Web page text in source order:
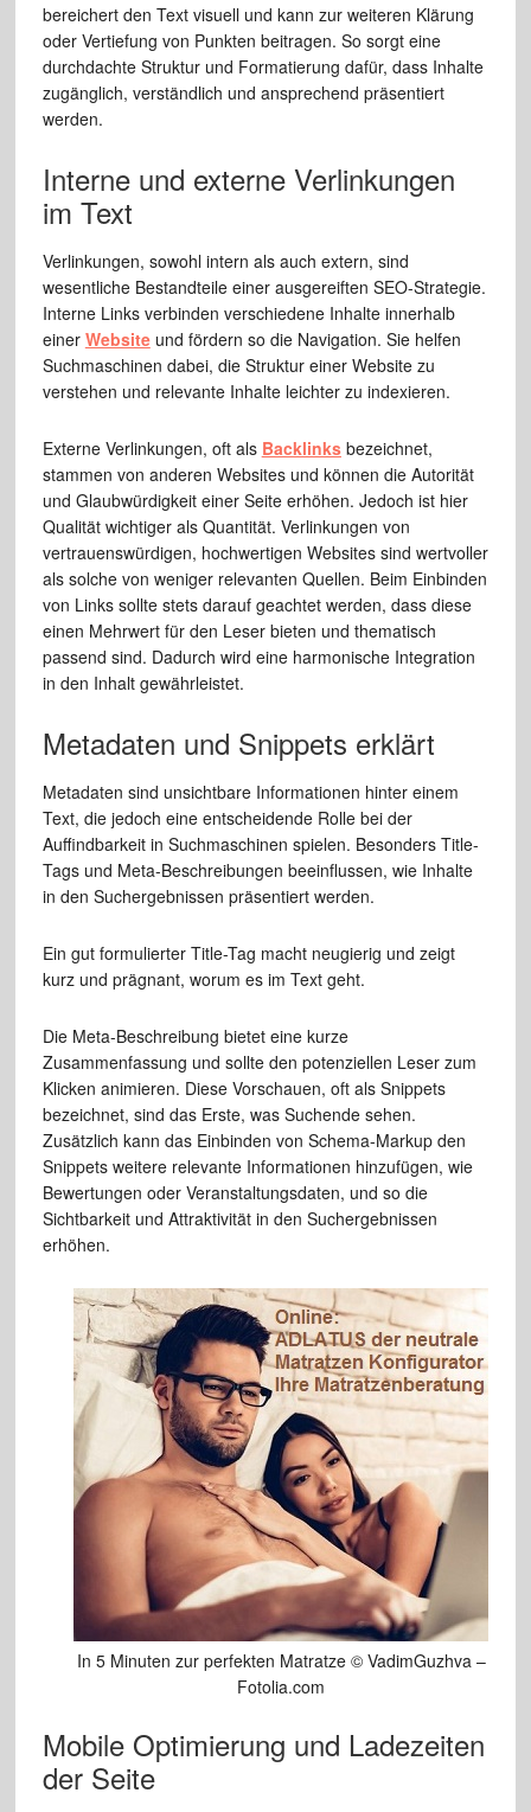
bereichert den Text visuell und kann zur weiteren Klärung
oder Vertiefung von Punkten beitragen. So sorgt eine
durchdachte Struktur und Formatierung dafür, dass Inhalte
zugänglich, verständlich und ansprechend präsentiert
werden.
Interne und externe Verlinkungen
im Text
Verlinkungen, sowohl intern als auch extern, sind
wesentliche Bestandteile einer ausgereiften SEO-Strategie.
Interne Links verbinden verschiedene Inhalte innerhalb
einer Websiteund fördern so die Navigation. Sie helfen
Suchmaschinen dabei, die Struktur einer Website zu
verstehen und relevante Inhalte leichter zu indexieren.
Externe Verlinkungen, oft als Backlinksbezeichnet,
stammen von anderen Websites und können die Autorität
und Glaubwürdigkeit einer Seite erhöhen. Jedoch ist hier
Qualität wichtiger als Quantität. Verlinkungen von
vertrauenswürdigen, hochwertigen Websites sind wertvoller
als solche von weniger relevanten Quellen. Beim Einbinden
von Links sollte stets darauf geachtet werden, dass diese
einen Mehrwert für den Leser bieten und thematisch
passend sind. Dadurch wird eine harmonische Integration
in den Inhalt gewährleistet.
Metadaten und Snippets erklärt
Metadaten sind unsichtbare Informationen hinter einem
Text, die jedoch eine entscheidende Rolle bei der
Auffindbarkeit in Suchmaschinen spielen. Besonders Title-
Tags und Meta-Beschreibungen beeinflussen, wie Inhalte
in den Suchergebnissen präsentiert werden.
Ein gut formulierter Title-Tag macht neugierig und zeigt
kurz und prägnant, worum es im Text geht.
Die Meta-Beschreibung bietet eine kurze
Zusammenfassung und sollte den potenziellen Leser zum
Klicken animieren. Diese Vorschauen, oft als Snippets
bezeichnet, sind das Erste, was Suchende sehen.
Zusätzlich kann das Einbinden von Schema-Markup den
Snippets weitere relevante Informationen hinzufügen, wie
Bewertungen oder Veranstaltungsdaten, und so die
Sichtbarkeit und Attraktivität in den Suchergebnissen
erhöhen.
In 5 Minuten zur perfekten Matratze © VadimGuzhva –
Fotolia.com
Mobile Optimierung und Ladezeiten
der Seite